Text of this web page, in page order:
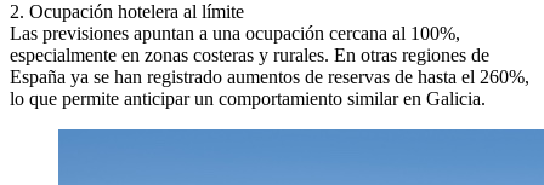
2. Ocupación hotelera al límite
Las previsiones apuntan a una ocupación cercana al 100%,
especialmente en zonas costeras y rurales. En otras regiones de
España ya se han registrado aumentos de reservas de hasta el 260%,
lo que permite anticipar un comportamiento similar en Galicia.